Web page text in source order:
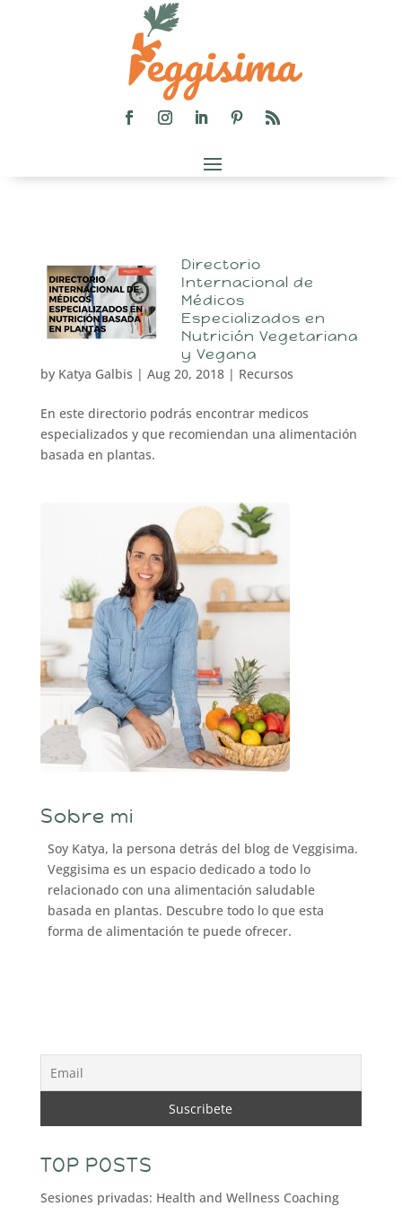
Directorio
Internacional de
Médicos
Especializados en
Nutrición Vegetariana
y Vegana
by Katya Galbis | Aug 20, 2018| Recursos
En este directorio podrás encontrar medicos
especializados y que recomiendan una alimentación
basada en plantas.
Sobre mi
Soy Katya, la persona detrás del blog de Veggisima.
Veggisima es un espacio dedicado a todo lo
relacionado con una alimentación saludable
basada en plantas. Descubre todo lo que esta
forma de alimentación te puede ofrecer.
TOP POSTS
Sesiones privadas: Health and Wellness Coaching